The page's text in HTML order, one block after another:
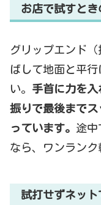
お店で試すと
グリップエンド
ばして地面と平
い。 手首に力を
振りで最後まで
っています。 途中
なら、ワンランク
試打せずネッ